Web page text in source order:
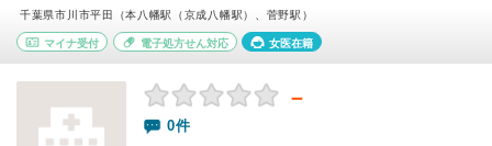
千葉県市川市平田（本八幡駅（京成八幡駅）、菅野駅）
マイナ受付 電子処方せん対応 女医在籍
－
0件